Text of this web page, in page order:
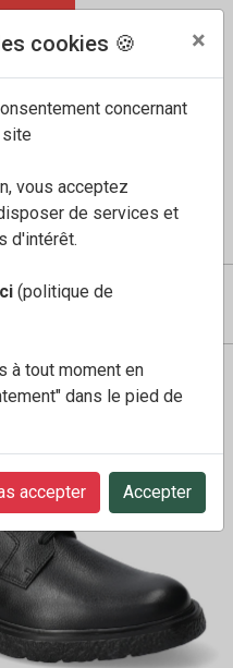
68 33
cookies 🍪 ×
concernant
vous acceptez
de services et
d'intérêt.
(politique de
à tout moment en
dans le pied de
accepter Accepter